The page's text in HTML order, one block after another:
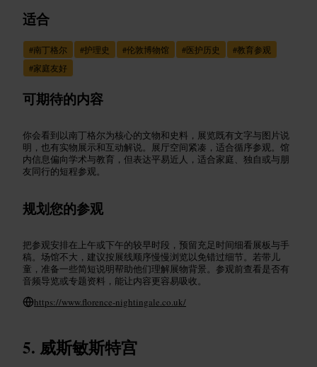
适合
#南丁格尔 #护理史 #伦敦博物馆 #医护历史 #教育参观
#家庭友好
可期待的内容
你会看到以南丁格尔为核心的文物和史料，展览既有文字与图片说
明，也有实物展示和互动解说。展厅空间紧凑，适合循序参观。馆
内信息偏向学术与教育，但表达平易近人，适合家庭、独自或与朋
友同行的短程参观。
规划您的参观
把参观安排在上午或下午的较早时段，预留充足时间细看展板与手
稿。场馆不大，建议按展线顺序慢慢浏览以免错过细节。若带儿
童，准备一些简短说明帮助他们理解展物背景。参观前查看是否有
音频导览或专题资料，能让内容更容易吸收。
https://www.florence-nightingale.co.uk/
威斯敏斯特宫